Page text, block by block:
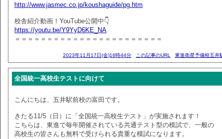
http://www.jasmec.co.jp/koushaguide/pg.htm
校舎紹介動画！YouTube公開中👇
https://youtu.be/Y9YyD6KE_NA
＝＝＝＝＝＝＝＝＝＝＝＝＝＝＝＝＝＝＝＝＝＝＝
2023年11月17日(金)16時44分 この記事のURL 東進衛星予備校五井
全国統一高校生テストに向けて
こんにちは、五井駅前校の富田です。
きたる11/5（日）に「全国統一高校生テスト」が実施されます！
こちらは、東進で毎年開催されている共通テスト型の模試で、一般の
高校生の皆さんも無料で受けられる貴重な模試になります。